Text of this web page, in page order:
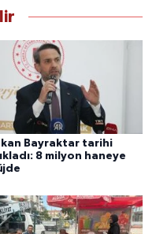
Bayraktar tarihi
8 milyon haneye